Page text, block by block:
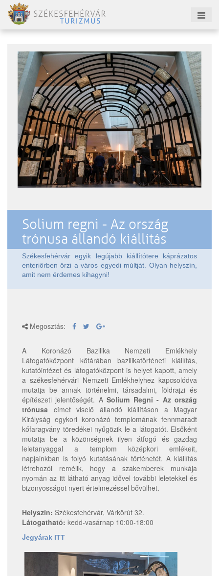
Solium regni - Az ország
trónusa állandó kiállítás
Székesfehérvár egyik legújabb kiállítótere káprázatos
enteriőrben őrzi a város egyedi múltját. Olyan helyszín,
amit nem érdemes kihagyni!
Megosztás:
A Koronázó Bazilika Nemzeti Emlékhely
Látogatóközpont kőtárában bazilikatörténeti kiállítás,
kutatóintézet és látogatóközpont is helyet kapott, amely
a székesfehérvári Nemzeti Emlékhelyhez kapcsolódva
mutatja be annak történelmi, társadalmi, földrajzi és
építészeti jelentőségét. ASolium Regni - Az ország
trónusa címet viselő állandó kiállításon a Magyar
Királyság egykori koronázó templomának fennmaradt
kőfaragvány töredékei nyűgözik le a látogatót. Elsőként
mutatja be a közönségnek ilyen átfogó és gazdag
leletanyaggal a templom középkori emlékeit,
napjainkban is folyó kutatásának történetét. A kiállítás
létrehozói remélik, hogy a szakemberek munkája
nyomán az itt látható anyag idővel további leletekkel és
bizonyosságot nyert értelmezéssel bővülhet.
Helyszín: Székesfehérvár, Várkörút 32.
Látogatható: kedd-vasárnap 10:00-18:00
Jegyárak ITT